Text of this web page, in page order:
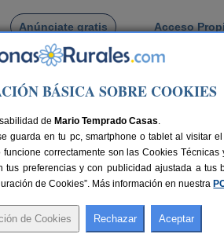
Anúnciate gratis Acceso
BÁSICA SOBRE COOKIES
de Mario Temprado Casas.
en tu pc, smartphone o tablet al visitar
correctamente son las Cookies
preferencias y con publicidad ajustada a tus
de Cookies”. Más información en nuestra